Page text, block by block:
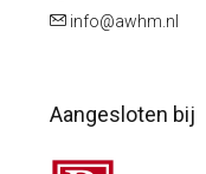
info@awhm.nl
Aangesloten bij